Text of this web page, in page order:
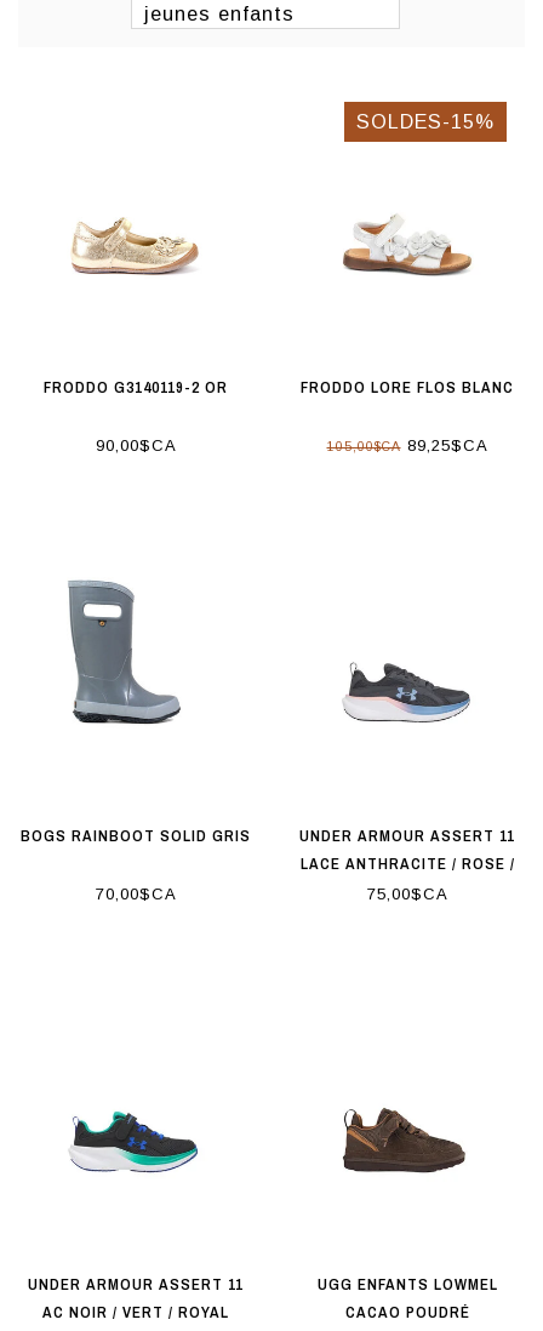
jeunes enfants
FRODDO G3140119-2 OR
90,00$CA
SOLDES-15%
FRODDO LORE FLOS BLANC
105,00$CA89,25$CA
BOGS RAINBOOT SOLID GRIS
70,00$CA
UNDER ARMOUR ASSERT 11
LACE ANTHRACITE / ROSE /
BLEU
75,00$CA
UNDER ARMOUR ASSERT 11
AC NOIR / VERT / ROYAL
UGG ENFANTS LOWMEL
CACAO POUDRÉ